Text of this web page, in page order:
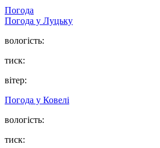
Погода
Погода у Луцьку
вологість:
тиск:
вітер:
Погода у Ковелі
вологість:
тиск: